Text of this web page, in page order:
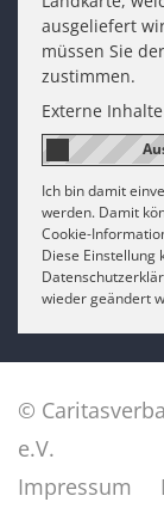
ausgeliefert
müssen Sie
zustimmen.
Externe Inhalte
Ich bin damit
werden. Damit
Cookie-
Diese Einstellung
wieder geändert
©
e.V.
Impressum